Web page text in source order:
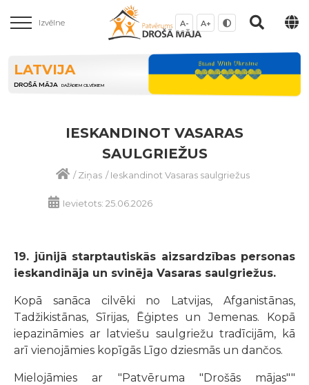
Izvēlne A- A+
LATVIJA
DROŠĀ MĀJA DAŽĀDIEM CILVĒKIEM
IESKANDINOT VASARAS
SAULGRIEŽUS
/Ziņas /Ieskandinot Vasaras saulgriežus
Ievietots: 25.06.2026
19. jūnijā starptautiskās aizsardzības personas
ieskandināja un svinēja Vasaras saulgriežus.
Kopā sanāca cilvēki no Latvijas, Afganistānas,
Tadžikistānas, Sīrijas, Ēģiptes un Jemenas. Kopā
iepazināmies ar latviešu saulgriežu tradīcijām, kā
arī vienojāmies kopīgās Līgo dziesmās un dančos.
Mielojāmies ar "Patvēruma "Drošās mājas""